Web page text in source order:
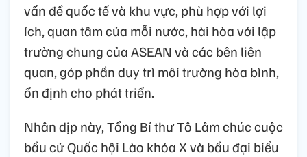
vấn đề quốc tế và khu vực, phù hợp với lợi
ích, quan tâm của mỗi nước, hài hòa với lập
trường chung của ASEAN và các bên liên
quan, góp phần duy trì môi trường hòa bình,
ổn định cho phát triển.
Nhân dịp này, Tổng Bí thư Tô Lâm chúc cuộc
bầu cử Quốc hội Lào khóa X và bầu đại biểu